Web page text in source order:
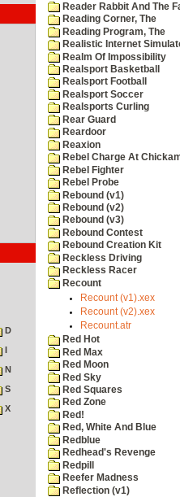
D
I
N
S
X
Reader Rabbit And The
Reading Corner, The
Reading Program, The
Realistic Internet
Realm Of Impossibility
Realsport Basketball
Realsport Football
Realsport Soccer
Realsports Curling
Rear Guard
Reardoor
Reaxion
Rebel Charge At
Rebel Fighter
Rebel Probe
Rebound (v1)
Rebound (v2)
Rebound (v3)
Rebound Contest
Rebound Creation Kit
Reckless Driving
Reckless Racer
Recount
Recount (v1).xex
Recount (v2).xex
Recount.atr
Red Hot
Red Max
Red Moon
Red Sky
Red Squares
Red Zone
Red!
Red, White And Blue
Redblue
Redhead's Revenge
Redpill
Reefer Madness
Reflection (v1)